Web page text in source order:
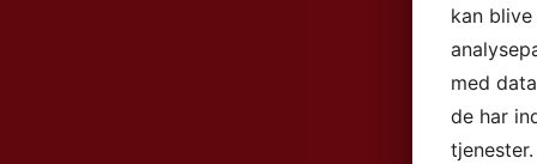
kan
med
de har